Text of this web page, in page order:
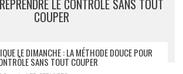
LE CONTRÔLE SANS TOUT
COUPER
LE DIMANCHE : LA MÉTHODE DOUCE POUR
SANS TOUT COUPER